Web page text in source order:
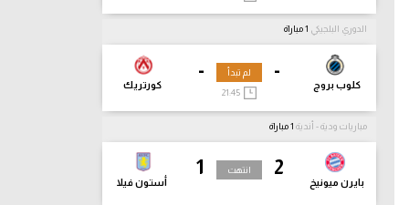
الدوري البلجيكي
-
كلوب بروج
-
كورتريك
لم تبدأ
مباريات ودية - أندية
2
بايرن ميونيخ
1
أستون فيلا
انتهت